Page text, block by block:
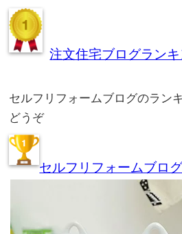
注文住宅ブログラン
セルフリフォームブログのラン
どうぞ
セルフリフォームブロ